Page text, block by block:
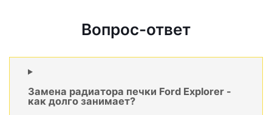
Вопрос-ответ
Замена радиатора печки Ford Explorer -
как долго занимает?